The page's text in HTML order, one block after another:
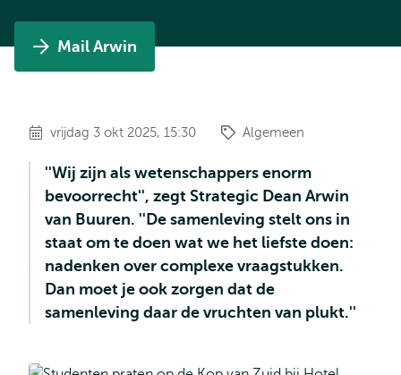
Mail Arwin
vrijdag 3 okt 2025, 15:30 Algemeen
''Wij zijn als wetenschappers enorm
bevoorrecht'', zegt Strategic Dean Arwin
van Buuren. ''De samenleving stelt ons in
staat om te doen wat we het liefste doen:
nadenken over complexe vraagstukken.
Dan moet je ook zorgen dat de
samenleving daar de vruchten van plukt.''